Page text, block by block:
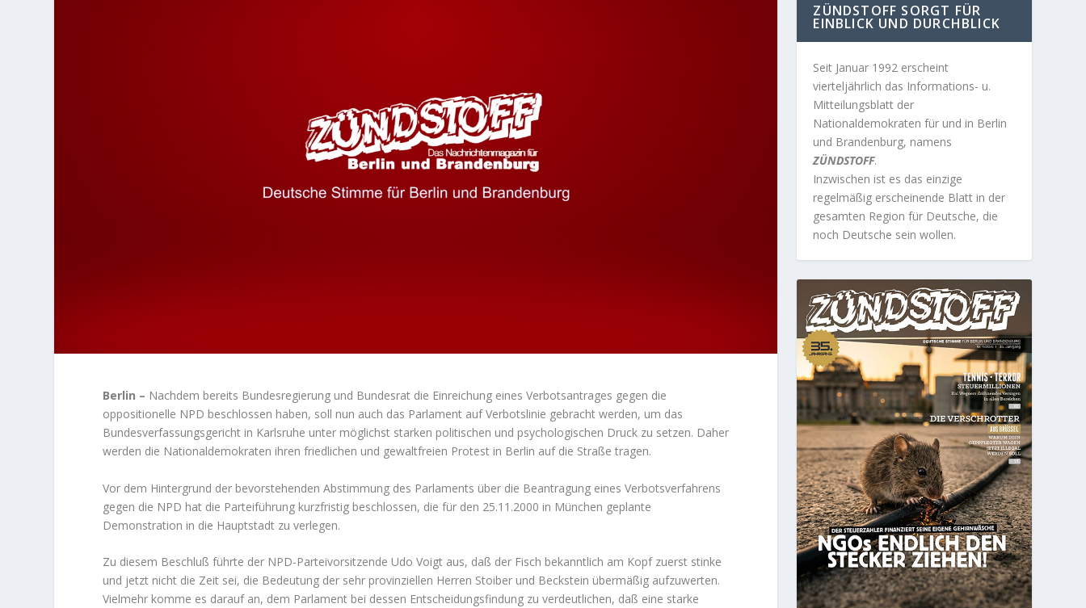
Berlin – Nachdem bereits Bundesregierung und Bundesrat die Einreichung eines Verbotsantrages gegen die
oppositionelle NPD beschlossen haben, soll nun auch das Parlament auf Verbotslinie gebracht werden, um das
Bundesverfassungsgericht in Karlsruhe unter möglichst starken politischen und psychologischen Druck zu setzen. Daher
werden die Nationaldemokraten ihren friedlichen und gewaltfreien Protest in Berlin auf die Straße tragen.
Vor dem Hintergrund der bevorstehenden Abstimmung des Parlaments über die Beantragung eines Verbotsverfahrens
gegen die NPD hat die Parteiführung kurzfristig beschlossen, die für den 25.11.2000 in München geplante
Demonstration in die Hauptstadt zu verlegen.
Zu diesem Beschluß führte der NPD-Parteivorsitzende Udo Voigt aus, daß der Fisch bekanntlich am Kopf zuerst stinke
und jetzt nicht die Zeit sei, die Bedeutung der sehr provinziellen Herren Stoiber und Beckstein übermäßig aufzuwerten.
Vielmehr komme es darauf an, dem Parlament bei dessen Entscheidungsfindung zu verdeutlichen, daß eine starke
ZÜNDSTOFF SORGT FÜR
EINBLICK UND DURCHBLICK
Seit Januar 1992 erscheint
vierteljährlich das Informations- u.
Mitteilungsblatt der
Nationaldemokraten für und in Berlin
und Brandenburg, namens
ZÜNDSTOFF.
Inzwischen ist es das einzige
regelmäßig erscheinende Blatt in der
gesamten Region für Deutsche, die
noch Deutsche sein wollen.